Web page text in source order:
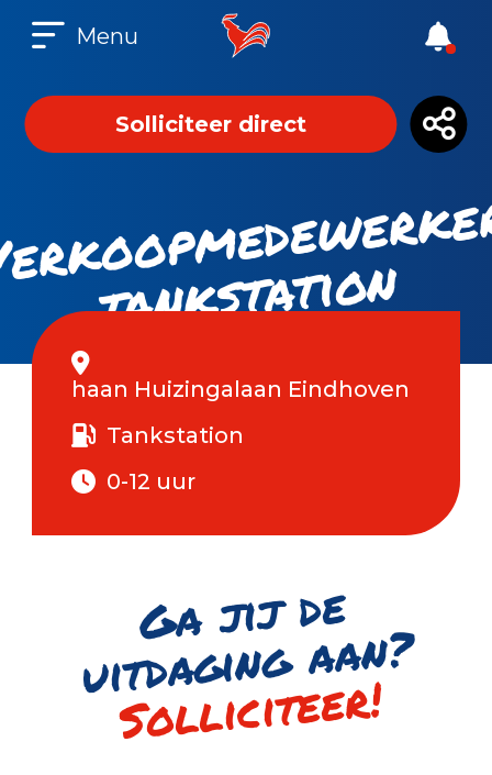
Menu
Solliciteer direct
n
haan Huizingalaan Eindhoven
Tankstation
0-12 uur
G
a jij de
uitd
a
gi
n
g
a
a
n
?
Solliciteer!